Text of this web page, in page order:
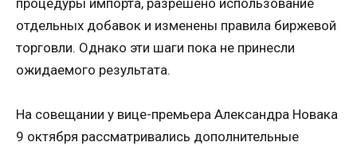
процедуры импорта, разрешено использование
отдельных добавок и изменены правила биржевой
торговли. Однако эти шаги пока не принесли
ожидаемого результата.
На совещании у вице-премьера Александра Новака
9 октября рассматривались дополнительные